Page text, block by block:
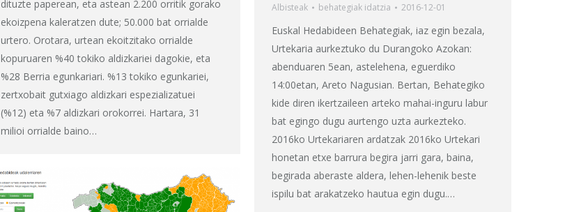
dituzte paperean, eta astean 2.200 orritik gorako
ekoizpena kaleratzen dute; 50.000 bat orrialde
urtero. Orotara, urtean ekoitzitako orrialde
kopuruaren %40 tokiko aldizkariei dagokie, eta
%28 Berria egunkariari. %13 tokiko egunkariei,
zertxobait gutxiago aldizkari espezializatuei
(%12) eta %7 aldizkari orokorrei. Hartara, 31
milioi orrialde baino…
Albisteak behategiak idatzia 2016-12-01
Euskal Hedabideen Behategiak, iaz egin bezala,
Urtekaria aurkeztuko du Durangoko Azokan:
abenduaren 5ean, astelehena, eguerdiko
14:00etan, Areto Nagusian. Bertan, Behategiko
kide diren ikertzaileen arteko mahai-inguru labur
bat egingo dugu aurtengo uzta aurkezteko.
2016ko Urtekariaren ardatzak 2016ko Urtekari
honetan etxe barrura begira jarri gara, baina,
begirada aberaste aldera, lehen-lehenik beste
ispilu bat arakatzeko hautua egin dugu.…